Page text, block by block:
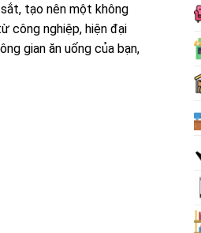
tạo nên một không
công nghiệp, hiện đại
gian ăn uống của bạn,